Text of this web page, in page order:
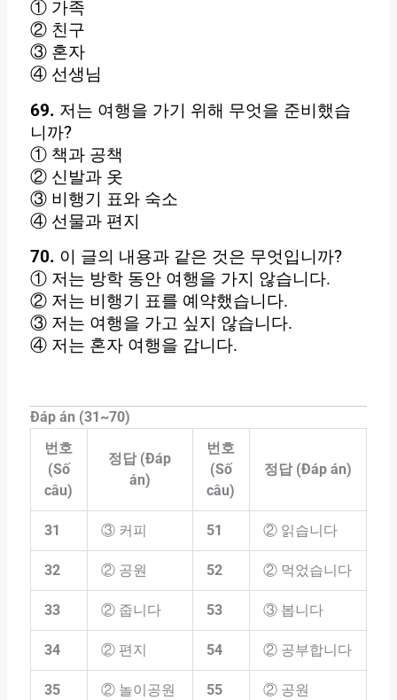
① 가족
② 친구
③ 혼자
④ 선생님
69. 저는 여행을 가기 위해 무엇을 준비했습
니까?
① 책과 공책
② 신발과 옷
③ 비행기 표와 숙소
④ 선물과 편지
70. 이 글의 내용과 같은 것은 무엇입니까?
① 저는 방학 동안 여행을 가지 않습니다.
② 저는 비행기 표를 예약했습니다.
③ 저는 여행을 가고 싶지 않습니다.
④ 저는 혼자 여행을 갑니다.
Đáp án (31~70)
번호
(Số
câu)
정답 (Đáp
án)
번호
(Số
câu)
정답 (Đáp án)
31 ③ 커피 51 ② 읽습니다
32 ② 공원 52 ② 먹었습니다
33 ② 줍니다 53 ③ 봅니다
34 ② 편지 54 ② 공부합니다
35 ② 놀이공원 55 ② 공원